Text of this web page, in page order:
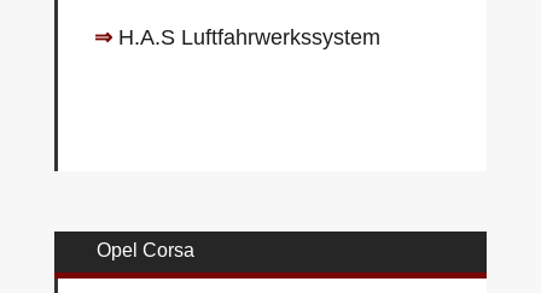
⇒H.A.S Luftfahrwerkssystem
Opel Corsa